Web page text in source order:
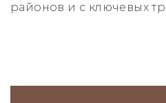
районов и с ключевых